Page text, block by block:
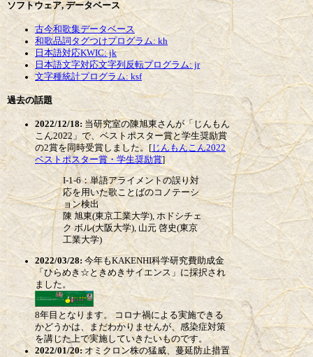
ソフトウェア, データベース
古今和歌集データベース
和歌品詞タグつけプログラム: kh
日本語対応KWIC: jk
日本語文字対応文字列反転プログラム: jr
文字種統計プログラム: ksf
過去の話題
2022/12/18: 当研究室の陳旭東さんが「じんもん
こん2022」で、ベストポスター賞と学生奨励賞
の2賞を同時受賞しました。[じんもんこん2022
ベストポスター賞・学生奨励賞]
I-1-6：単語アライメントの誤り対
応を用いた歌ことばのコノテーシ
ョン検出
陳 旭東(東京工業大学), ホドシチェ
ク ボル(大阪大学), 山元 啓史(東京
工業大学)
2022/03/28: 今年もKAKENHI科学研究費助成金
「ひらめき☆ときめきサイエンス」に採択され
ました。
8年目となります。 コロナ禍による実施できる
かどうかは、まだわかりませんが、感染症対策
を講じた上で実施していきたいものです。
2022/01/20:オミクロン株の猛威、蔓延防止措置